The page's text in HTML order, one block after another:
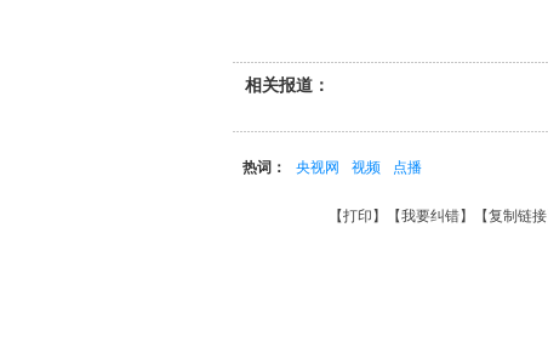
相关报道：
热词： 央视网 视频 点播
【打印 】【我要纠错】【复制链接